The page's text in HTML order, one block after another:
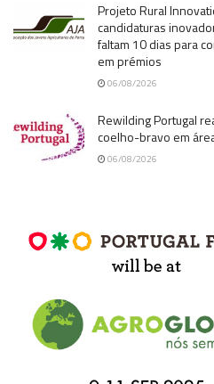
Projeto Rural
candidaturas
faltam 10 dias para
em prémios
06/08/2026
Rewilding Portugal
coelho-bravo em
06/08/2026